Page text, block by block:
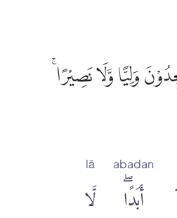
وَلِيًّا وَّلَا نَصِيْرًا
abadan
أَبَدًاۖ
lā
لَّا